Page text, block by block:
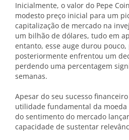
Inicialmente, o valor do Pepe
modesto preço inicial para um
capitalização de mercado na
um bilhão de dólares, tudo em
entanto, esse auge durou pouco,
posteriormente enfrentou um
perdendo uma percentagem
semanas.
Apesar do seu sucesso
utilidade fundamental da
do sentimento do mercado
capacidade de sustentar